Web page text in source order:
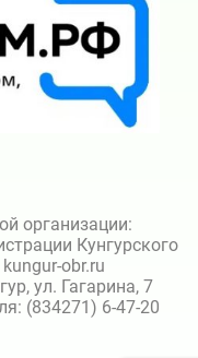
организации:
Кунгурского
obr.ru
ул. Гагарина, 7
(834271) 6-47-20